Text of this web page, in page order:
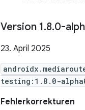
Version 1.8.0-
23. April 2025
testing:1.8.0-
Fehlerkorrekturen